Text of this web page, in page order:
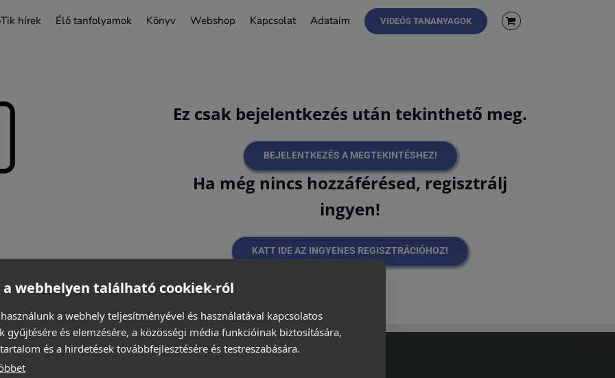
hírek Élő tanfolyamok Könyv Webshop Kapcsolat Adataim VIDEÓS TANANYAGOK
Ez csak bejelentkezés után tekinthető meg.
BEJELENTKEZÉS A MEGTEKINTÉSHEZ!
Ha még nincs hozzáférésed, regisztrálj
ingyen!
KATT IDE AZ INGYENES REGISZTRÁCIÓHOZ!
tájékoztató
a webhelyen található cookiek-ról
a webhely teljesítményével és használatával kapcsolatos
gyűjtésére és elemzésére, a közösségi média funkcióinak biztosítására,
és a hirdetések továbbfejlesztésére és testreszabására.